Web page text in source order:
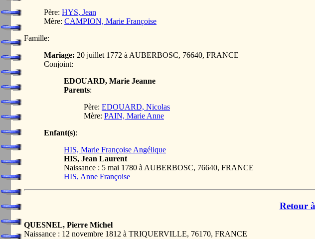
Père: HYS, Jean
Mère: CAMPION, Marie Françoise
Famille:
Mariage: 20 juillet 1772 à AUBERBOSC, 76640, FRANCE
Conjoint:
EDOUARD, Marie Jeanne
Parents:
Père: EDOUARD, Nicolas
Mère: PAIN, Marie Anne
Enfant(s):
HIS, Marie Françoise Angélique
HIS, Jean Laurent
Naissance : 5 mai 1780 à AUBERBOSC, 76640, FRANCE
HIS, Anne Françoise
Retour
QUESNEL, Pierre Michel
Naissance : 12 novembre 1812 à TRIQUERVILLE, 76170, FRANCE